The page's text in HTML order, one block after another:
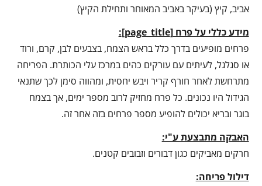
אביב, קיץ (בעיקר באביב המאוחר ותחילת הקיץ)
מידע כללי על פרח[
page_title
]
:
פרחים מופיעים בדרך כלל בראש הצמח, בצבעים לבן, קרם, ורוד
או סגלגל, לעיתים עם עורקים כהים במרכז עלי הכותרת. הפריחה
מתרחשת לאחר חורף קריר ויבש יחסית, ומהווה סימן לכך שתנאי
הגידול היו נכונים. כל פרח מחזיק לרוב מספר ימים, אך בצמח
בוגר ובריא יכולים להופיע מספר פרחים בזה אחר זה.
האבקה מתבצעת ע"י:
חרקים מאביקים כגון דבורים וזבובים קטנים.
דילול פריחה: